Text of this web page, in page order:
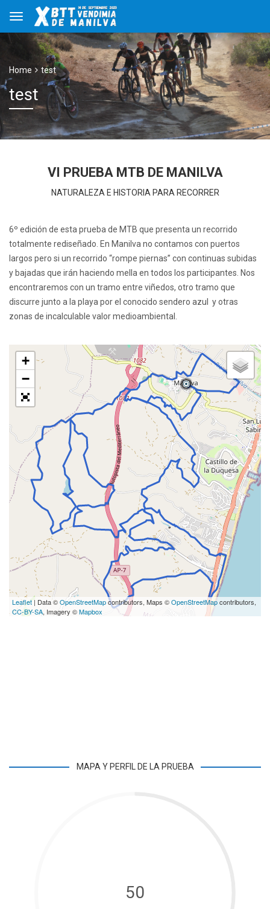
Home test
test
VI PRUEBA MTB DE MANILVA
NATURALEZA E HISTORIA PARA RECORRER
6º edición de esta prueba de MTB que presenta un recorrido
totalmente rediseñado. En Manilva no contamos con puertos
largos pero si un recorrido “rompe piernas” con continuas subidas
y bajadas que irán haciendo mella en todos los participantes. Nos
encontraremos con un tramo entre viñedos, otro tramo que
discurre junto a la playa por el conocido sendero azul y otras
zonas de incalculable valor medioambiental.
+
−
Leaflet | Data ©OpenStreetMapcontributors, Maps ©OpenStreetMapcontributors,
CC-BY-SA, Imagery ©Mapbox
MAPA Y PERFIL DE LA PRUEBA
50